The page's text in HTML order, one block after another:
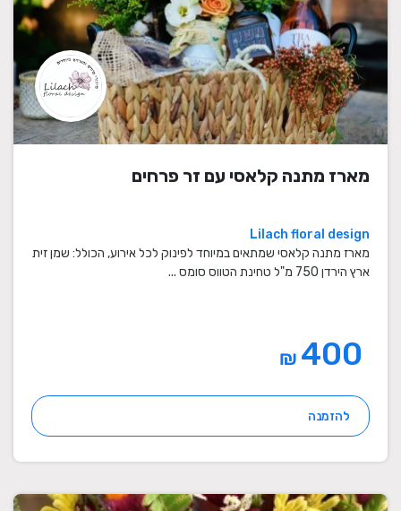
מארז מתנה קלאסי עם זר פרחים
Lilach floral design
מארז מתנה קלאסי שמתאים במיוחד לפינוק לכל אירוע, הכולל: שמן זית
ארץ הירדן 750 מ"ל טחינת הטווס סומס ...
₪
להזמנה